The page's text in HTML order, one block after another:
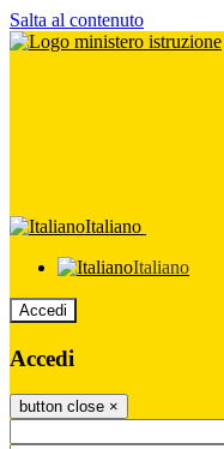
Salta al contenuto
Italiano
Italiano
Accedi
Accedi
button close ×